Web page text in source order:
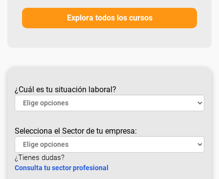
Explora todos los cursos
¿Cuál es tu situación laboral?
Selecciona el Sector de tu empresa:
¿Tienes dudas?
Consulta tu sector profesional